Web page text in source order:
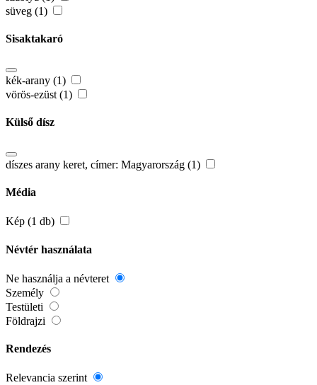
süveg (1)
Sisaktakaró
kék-arany (1)
vörös-ezüst (1)
Külső dísz
díszes arany keret, címer: Magyarország (1)
Média
Kép (1 db)
Névtér használata
Ne használja a névteret
Személy
Testületi
Földrajzi
Rendezés
Relevancia szerint